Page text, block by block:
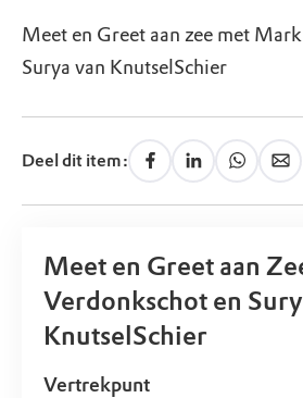
Meet en Greet aan zee met
Surya van KnutselSchier
Deel dit item:
Meet en Greet aan
Verdonkschot en
KnutselSchier
Vertrekpunt